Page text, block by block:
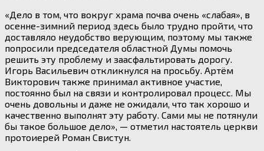
«Дело в том, что вокруг храма почва очень «слабая», в
осенне-зимний период здесь было трудно пройти, что
доставляло неудобство верующим, поэтому мы также
попросили председателя областной Думы помочь
решить эту проблему и заасфальтировать дорогу.
Игорь Васильевич откликнулся на просьбу. Артём
Викторович также принимал активное участие,
постоянно был на связи и контролировал процесс. Мы
очень довольны и даже не ожидали, что так хорошо и
качественно выполнят эту работу. Сами мы не потянули
бы такое большое дело», — отметил настоятель церкви
протоиерей Роман Свистун.